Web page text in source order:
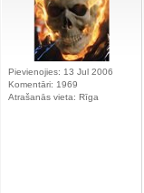
Pievienojies: 13 Jul 2006
Komentāri: 1969
Atrašanās vieta: Rīga